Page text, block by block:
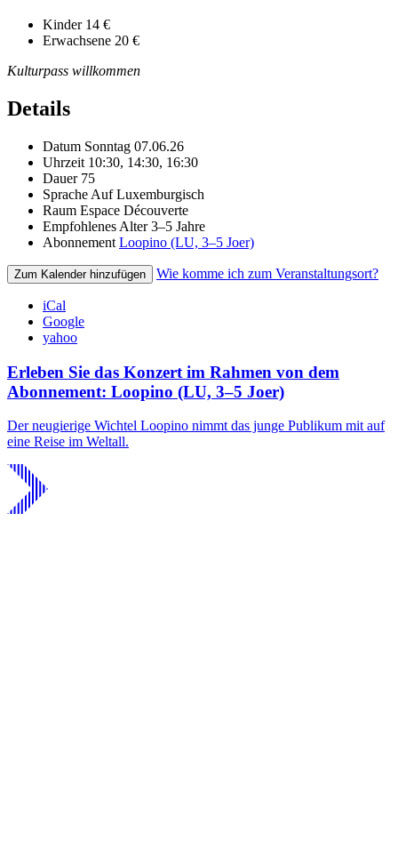
Kinder 14 €
Erwachsene 20 €
Kulturpass willkommen
Details
Datum Sonntag 07.06.26
Uhrzeit 10:30, 14:30, 16:30
Dauer 75
Sprache Auf Luxemburgisch
Raum Espace Découverte
Empfohlenes Alter 3–5 Jahre
Abonnement Loopino (LU, 3–5 Joer)
Zum Kalender hinzufügen Wie komme ich zum Veranstaltungsort?
iCal
Google
yahoo
Erleben Sie das Konzert im Rahmen von dem
Abonnement: Loopino (LU, 3–5 Joer)
Der neugierige Wichtel Loopino nimmt das junge Publikum mit auf
eine Reise im Weltall.